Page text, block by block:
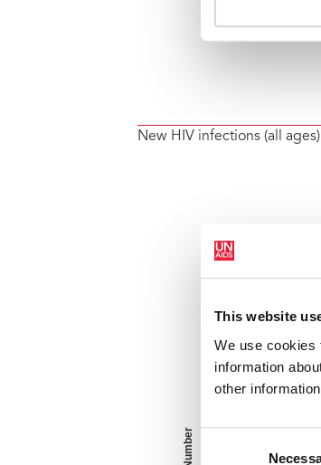
New HIV infections (all ages)